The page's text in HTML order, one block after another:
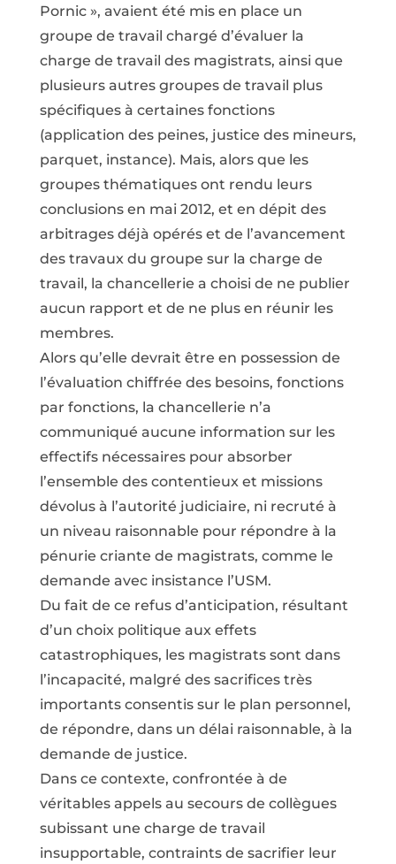
Pornic », avaient été mis en place un
groupe de travail chargé d’évaluer la
charge de travail des magistrats, ainsi que
plusieurs autres groupes de travail plus
spécifiques à certaines fonctions
(application des peines, justice des mineurs,
parquet, instance). Mais, alors que les
groupes thématiques ont rendu leurs
conclusions en mai 2012, et en dépit des
arbitrages déjà opérés et de l’avancement
des travaux du groupe sur la charge de
travail, la chancellerie a choisi de ne publier
aucun rapport et de ne plus en réunir les
membres.
Alors qu’elle devrait être en possession de
l’évaluation chiffrée des besoins, fonctions
par fonctions, la chancellerie n’a
communiqué aucune information sur les
effectifs nécessaires pour absorber
l’ensemble des contentieux et missions
dévolus à l’autorité judiciaire, ni recruté à
un niveau raisonnable pour répondre à la
pénurie criante de magistrats, comme le
demande avec insistance l’USM.
Du fait de ce refus d’anticipation, résultant
d’un choix politique aux effets
catastrophiques, les magistrats sont dans
l’incapacité, malgré des sacrifices très
importants consentis sur le plan personnel,
de répondre, dans un délai raisonnable, à la
demande de justice.
Dans ce contexte, confrontée à de
véritables appels au secours de collègues
subissant une charge de travail
insupportable, contraints de sacrifier leur